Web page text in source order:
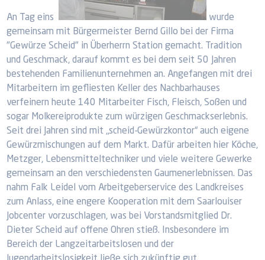
An Tag eins
wurde
gemeinsam mit Bürgermeister Bernd Gillo bei der Firma
"Gewürze Scheid" in Überherrn Station gemacht. Tradition
und Geschmack, darauf kommt es bei dem seit 50 Jahren
bestehenden Familienunternehmen an. Angefangen mit drei
Mitarbeitern im gefliesten Keller des Nachbarhauses
verfeinern heute 140 Mitarbeiter Fisch, Fleisch, Soßen und
sogar Molkereiprodukte zum würzigen Geschmackserlebnis.
Seit drei Jahren sind mit „scheid-Gewürzkontor“ auch eigene
Gewürzmischungen auf dem Markt. Dafür arbeiten hier Köche,
Metzger, Lebensmitteltechniker und viele weitere Gewerke
gemeinsam an den verschiedensten Gaumenerlebnissen. Das
nahm Falk Leidel vom Arbeitgeberservice des Landkreises
zum Anlass, eine engere Kooperation mit dem Saarlouiser
Jobcenter vorzuschlagen, was bei Vorstandsmitglied Dr.
Dieter Scheid auf offene Ohren stieß. Insbesondere im
Bereich der Langzeitarbeitslosen und der